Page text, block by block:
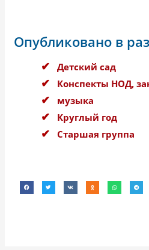
Опубликовано в
Детский сад
Конспекты НОД,
музыка
Круглый год
Старшая группа